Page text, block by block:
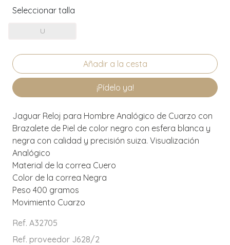
Seleccionar talla
U
¡Pídelo ya!
Jaguar Reloj para Hombre Analógico de Cuarzo con
Brazalete de Piel de color negro con esfera blanca y
negra con calidad y precisión suiza. Visualización
Analógico
Material de la correa Cuero
Color de la correa Negra
Peso 400 gramos
Movimiento Cuarzo
Ref. A32705
Ref. proveedor J628/2